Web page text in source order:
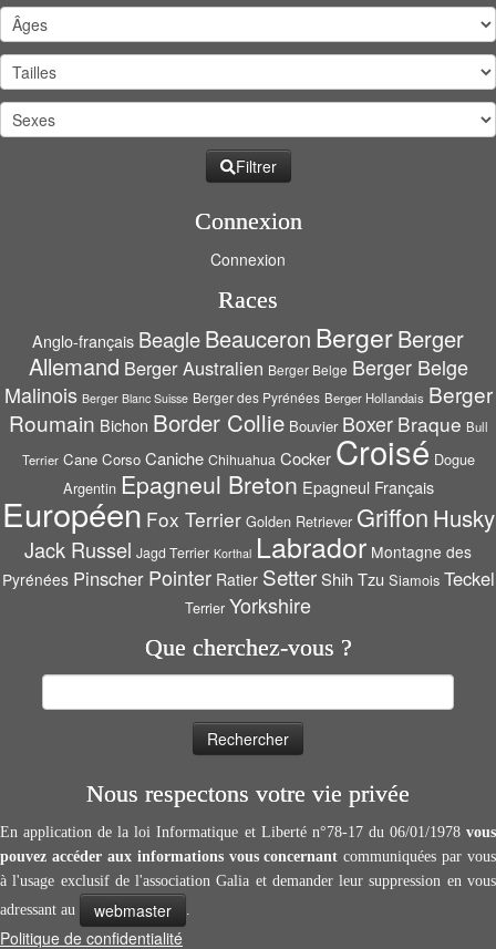
Filtrer
Connexion
Connexion
Races
Anglo-français BeagleBeauceron BergerBerger
Allemand Berger Australien Berger Belge Berger Belge
Malinois Berger Blanc Suisse Berger des Pyrénées Berger Hollandais Berger
Roumain Bichon Border Collie Bouvier Boxer Braque Bull
Terrier Cane Corso Caniche Chihuahua Cocker Croisé Dogue
Argentin Epagneul Breton Epagneul Français
Européen Fox Terrier Golden Retriever Griffon Husky
Jack Russel Jagd Terrier Korthal Labrador Montagne des
Pyrénées Pinscher Pointer Ratier Setter Shih Tzu Siamois Teckel
Terrier Yorkshire
Que cherchez-vous ?
Nous respectons votre vie privée
En application de la loi Informatique et Liberté n°78-17 du 06/01/1978 vous
pouvez accéder aux informations vous concernantcommuniquées par vous
à l'usage exclusif de l'association Galia et demander leur suppression en vous
adressant au
webmaster .
Politique de confidentialité